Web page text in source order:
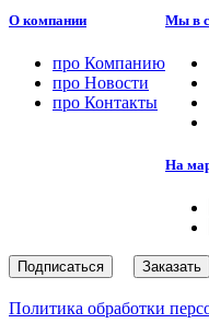
О компании
про Компанию
про Новости
про Контакты
Мы в
На
Подписаться Заказать
Политика обработки